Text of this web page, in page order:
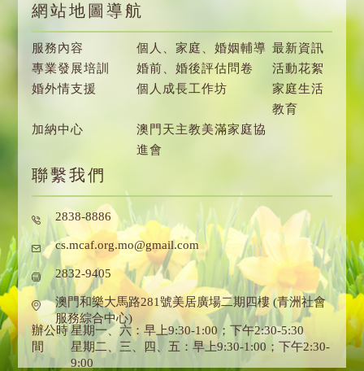
網站地圖導航
服務內容 個人、家庭、婚姻輔導 最新資訊
專業發展培訓
婚前、婚後評估問卷
活動花絮
婚外情支援
個人成長工作坊
家庭生活
教育
加納中心
澳門天主教美滿家庭協
進會
聯繫我們
2838-8886
cs.mcaf.org.mo@gmail.com
2832-9405
澳門和樂大馬路281號美居廣場二期四樓 (青洲社會
服務綜合中心)
辦公時
間
星期一、六：早上9:30-1:00；下午2:30-5:30
星期二、三、四、五：早上9:30-1:00；下午2:30-
9:00